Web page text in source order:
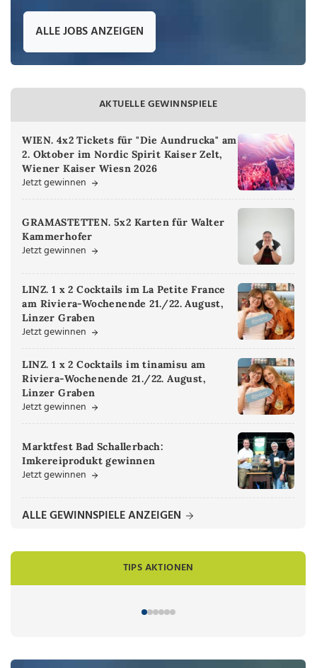
ALLE JOBS ANZEIGEN
AKTUELLE GEWINNSPIELE
WIEN. 4x2 Tickets für "Die Aundrucka" am
2. Oktober im Nordic Spirit Kaiser Zelt,
Wiener Kaiser Wiesn 2026
Jetzt gewinnen
GRAMASTETTEN. 5x2 Karten für Walter
Kammerhofer
Jetzt gewinnen
LINZ. 1 x 2 Cocktails im La Petite France
am Riviera-Wochenende 21./22. August,
Linzer Graben
Jetzt gewinnen
LINZ. 1 x 2 Cocktails im tinamisu am
Riviera-Wochenende 21./22. August,
Linzer Graben
Jetzt gewinnen
Marktfest Bad Schallerbach:
Imkereiprodukt gewinnen
Jetzt gewinnen
ALLE GEWINNSPIELE ANZEIGEN
TIPS AKTIONEN